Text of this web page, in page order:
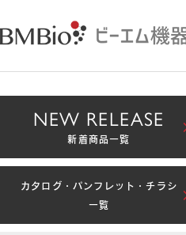
NEW RELEASE
新着商品一覧
カタログ・パンフレット・チラシ
一覧